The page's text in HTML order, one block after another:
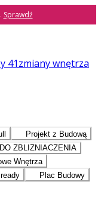
Sprawdź
41zmianywnętrza
Projekt z Budową
DO ZBLIZNIACZENIA
Wnętrza
Plac Budowy